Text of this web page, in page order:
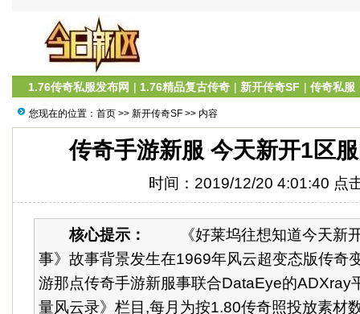
1.76传奇私服发布网 | 1.76精品复古传奇 | 新开传奇SF | 传奇私服
您现在的位置： 首页 >> 新开传奇SF >> 内容
传奇手游新服 今天新开1区
时间：2019/12/20 4:01:40 点
核心提示：
《好莱坞往想知道今天新开
事》故事背景发生在1969年风云超变态版传奇
游那点传奇手游新服事联合DataEye的ADXray
量风云录》栏目,每月为按1.80传奇照投放素材